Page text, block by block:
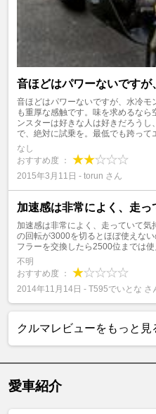
音ほどはパワーないですが
音ほどはパワーないですが、水冷モ
も重厚な感触です。味を求めるな
ンスターは好きな人は好きだろう
で、絶対に試乗を。最低でも跨って
なし
おすすめ度 ：
2015年3月11日 - torun さん
加速感は非常によく、走っ
加速感は非常によく、走っていて
の回転が3000を切るとほぼ使えな
フラーを交換したら2500位までは使
不明
おすすめ度 ：
2014年11月14日 - T595でいとな さ
クルマレビューをもっと見
愛車紹介